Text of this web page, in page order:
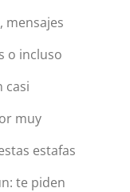
mensajes
o incluso
casi
muy
estafas
te piden